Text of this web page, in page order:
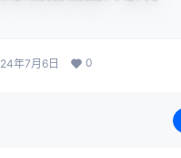
24年7月6日 0